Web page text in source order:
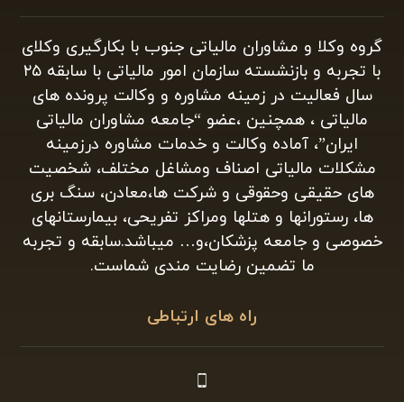
گروه وکلا و مشاوران مالیاتی جنوب با بکارگیری وکلای
با تجربه و بازنشسته سازمان امور مالیاتی با سابقه ۲۵
سال فعالیت در زمینه مشاوره و وکالت پرونده های
مالیاتی ، همچنین ،عضو “جامعه مشاوران مالیاتی
ایران”، آماده وکالت و خدمات مشاوره درزمینه
مشکلات مالیاتی اصناف ومشاغل مختلف، شخصیت
های حقیقی وحقوقی و شرکت ها،معادن، سنگ بری
ها، رستورانها و هتلها ومراکز تفریحی، بیمارستانهای
خصوصی و جامعه پزشکان،و… میباشد.سابقه و تجربه
ما تضمین رضایت مندی شماست.
راه های ارتباطی